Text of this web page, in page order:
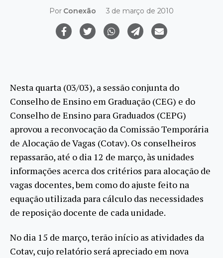
Por Conexão 3 de março de 2010
Nesta quarta (03/03), a sessão conjunta do
Conselho de Ensino em Graduação (CEG) e do
Conselho de Ensino para Graduados (CEPG)
aprovou a reconvocação da Comissão Temporária
de Alocação de Vagas (Cotav). Os conselheiros
repassarão, até o dia 12 de março, às unidades
informações acerca dos critérios para alocação de
vagas docentes, bem como do ajuste feito na
equação utilizada para cálculo das necessidades
de reposição docente de cada unidade.
No dia 15 de março, terão início as atividades da
Cotav, cujo relatório será apreciado em nova